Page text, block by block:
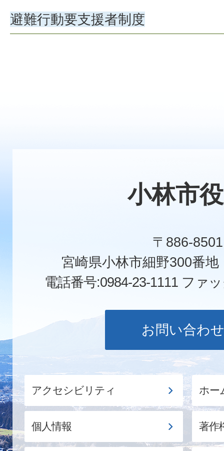
避難行動要支援者制度
小林市
〒886-8501
宮崎県小林市細野300番
電話番号:0984-23-1111 ファ
お問い合わせ
アクセシビリティ ホー
個人情報 著作